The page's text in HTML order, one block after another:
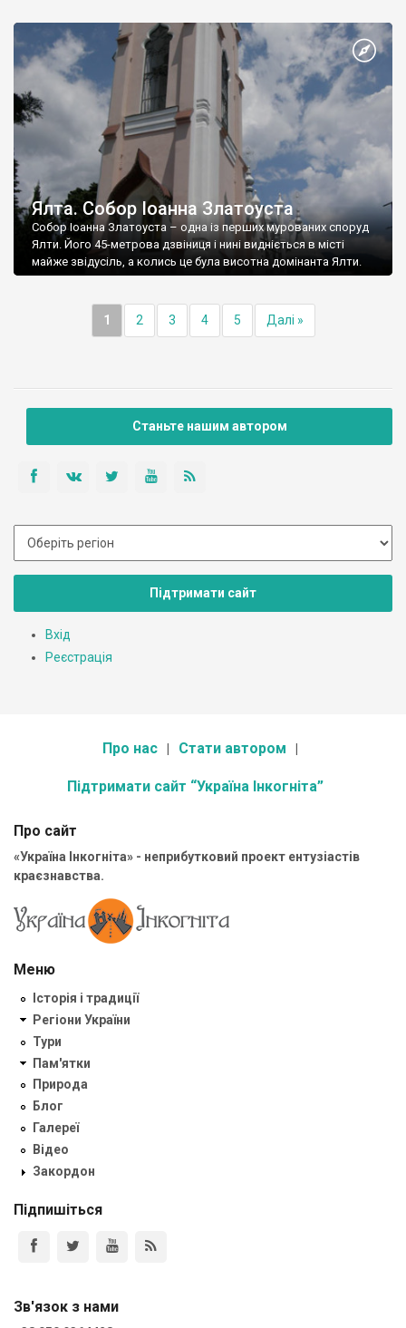
Ялта. Собор Іоанна Златоуста
Собор Іоанна Златоуста – одна із перших мурованих споруд
Ялти. Його 45-метрова дзвіниця і нині видніється в місті
майже звідусіль, а колись це була висотна домінанта Ялти.
1 2 3 4 5 Далі »
Станьте нашим автором
Підтримати сайт
Вхід
Реєстрація
Про нас Стати автором
Підтримати сайт “Україна Інкогніта”
Про сайт
«Україна Інкогніта» - неприбутковий проект ентузіастів
краєзнавства.
Меню
Історія і традиції
Регіони України
Тури
Пам'ятки
Природа
Блог
Галереї
Відео
Закордон
Підпишіться
Зв'язок з нами